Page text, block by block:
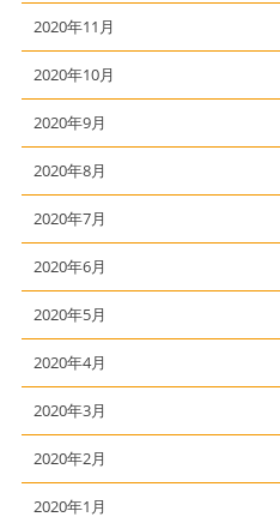
2020年11月
2020年10月
2020年9月
2020年8月
2020年7月
2020年6月
2020年5月
2020年4月
2020年3月
2020年2月
2020年1月